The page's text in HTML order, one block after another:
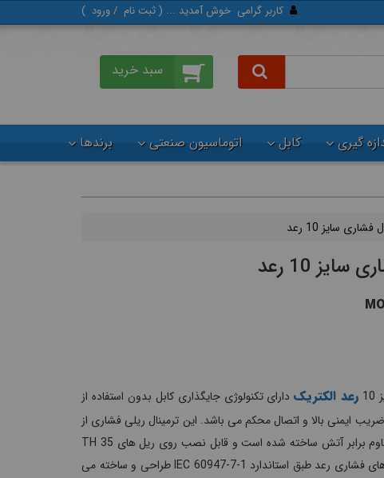
کاربر گرامی خوش آمدید ... (ثبت‌ نام /ورود )
گیری کابل اتوماسیون صنعتی برندها
فشاری سایز 10 رعد
10 رعد
رعد الکتریکدارای تکنولوژی جایگذاری کابل بدون استفاده از
ایمنی بالا و اتصال محکم می باشد. این ترمینال ریلی فشاری از
جنس پلی آمید مقاوم برابر آتش ساخته شده است و قابل نصب روی ریل های TH 35
می باشد. ترمینال های فشاری رعد طبق استاندارد IEC 60947-7-1 طراحی و ساخته می